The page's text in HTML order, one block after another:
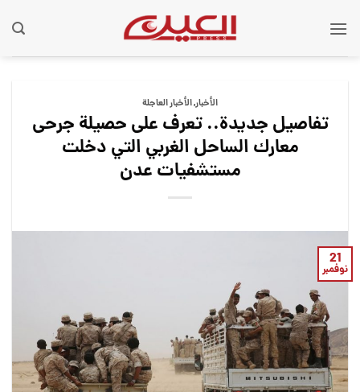
الأخبار,الأخبار العاجلة
تفاصيل جديدة.. تعرف على حصيلة جرحى
معارك الساحل الغربي التي دخلت
مستشفيات عدن
21
نوفمبر